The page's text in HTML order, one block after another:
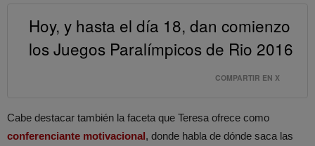
Hoy, y hasta el día 18, dan comienzo
los Juegos Paralímpicos de Rio 2016
COMPARTIR EN X
Cabe destacar también la faceta que Teresa ofrece como
conferenciante motivacional, donde habla de dónde saca las